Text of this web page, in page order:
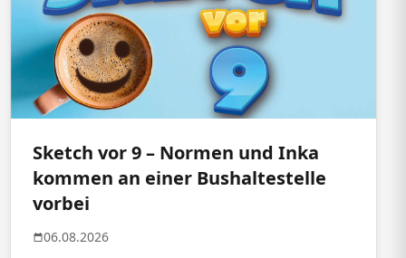
Sketch vor 9 – Normen und Inka
kommen an einer Bushaltestelle
vorbei
06.08.2026